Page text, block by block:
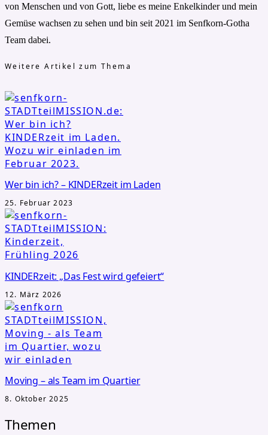
von Menschen und von Gott, liebe es meine Enkelkinder und mein
Gemüse wachsen zu sehen und bin seit 2021 im Senfkorn-Gotha
Team dabei.
Weitere Artikel zum Thema
Wer bin ich? – KINDERzeit im Laden
25. Februar 2023
KINDERzeit: „Das Fest wird gefeiert“
12. März 2026
Moving – als Team im Quartier
8. Oktober 2025
Themen